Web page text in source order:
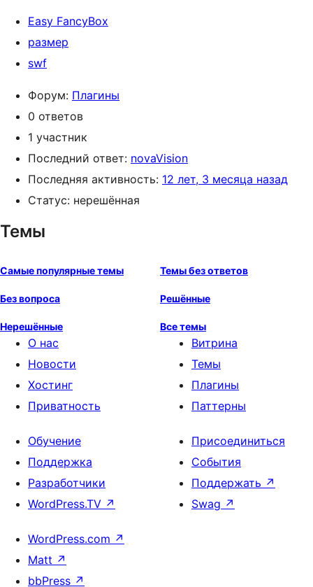
Easy FancyBox
размер
swf
Форум: Плагины
0 ответов
1 участник
Последний ответ: novaVision
Последняя активность: 12 лет, 3 месяца назад
Статус: нерешённая
Темы
Самые популярные темы Темы без ответов
Без вопроса Решённые
Нерешённые Все темы
О нас
Новости
Хостинг
Приватность
Витрина
Темы
Плагины
Паттерны
Обучение
Поддержка
Разработчики
WordPress.TV ↗
Присоединиться
События
Поддержать ↗
Swag ↗
WordPress.com ↗
Matt ↗
bbPress ↗